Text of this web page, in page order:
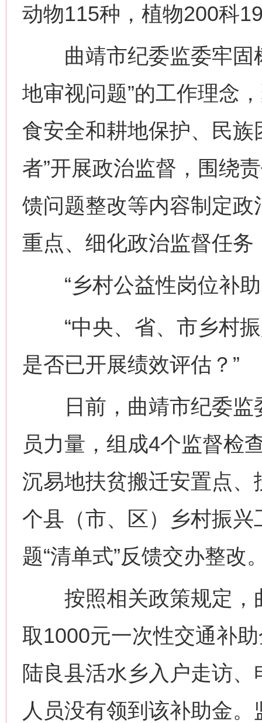
动物115种，植物200科
曲靖市纪委监委牢固
地审视问题”的工作理念
食安全和耕地保护、民族
者”开展政治监督，围绕
馈问题整改等内容制定
重点、细化政治监督任
“乡村公益性岗位补助
“中央、省、市乡村振
是否已开展绩效评估？”
日前，曲靖市纪委监
员力量，组成4个监督检
沉易地扶贫搬迁安置点
个县（市、区）乡村振
题“清单式”反馈交办整改
按照相关政策规定，
取1000元一次性交通补
陆良县活水乡入户走访
人员没有领到该补助金